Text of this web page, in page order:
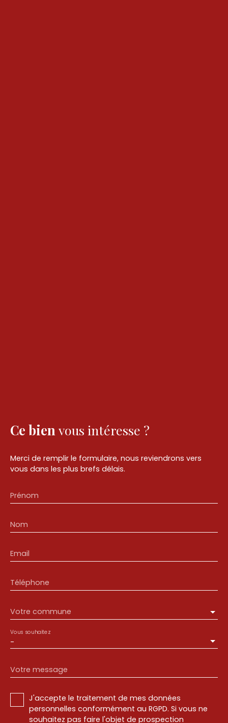
Ce bien vous intéresse ?
Merci de remplir le formulaire, nous reviendrons vers
vous dans les plus brefs délais.
Prénom
Nom
Email
Téléphone
Votre commune
-
Vous souhaitez
Votre message
J'accepte le traitement de mes données
personnelles conformément au RGPD. Si vous ne
souhaitez pas faire l'objet de prospection